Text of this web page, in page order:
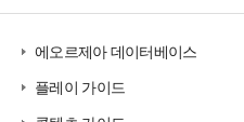
에오르제아 데이터베이스
플레이 가이드